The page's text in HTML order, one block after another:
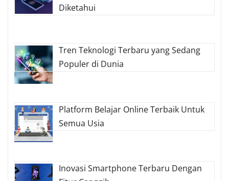
Diketahui
Tren Teknologi Terbaru yang Sedang
Populer di Dunia
Platform Belajar Online Terbaik Untuk
Semua Usia
Inovasi Smartphone Terbaru Dengan